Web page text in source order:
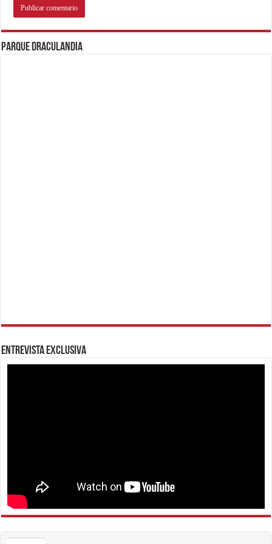
Parque Draculandia
Entrevista Exclusiva